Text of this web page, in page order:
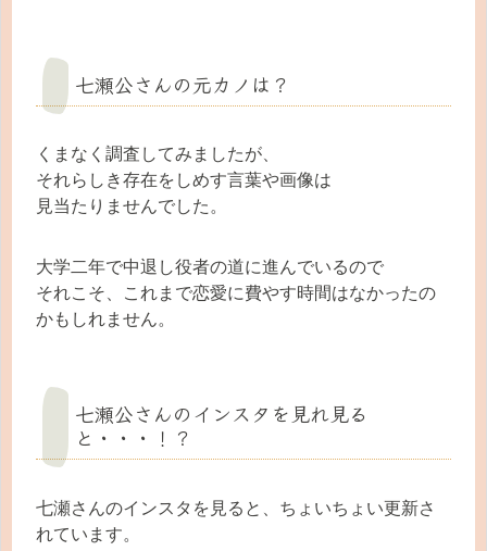
七瀬公さんの元カノは？
くまなく調査してみましたが、
それらしき存在をしめす言葉や画像は
見当たりませんでした。
大学二年で中退し役者の道に進んでいるので
それこそ、これまで恋愛に費やす時間はなかったの
かもしれません。
七瀬公さんのインスタを見れ見る
と・・・！？
七瀬さんのインスタを見ると、ちょいちょい更新さ
れています。